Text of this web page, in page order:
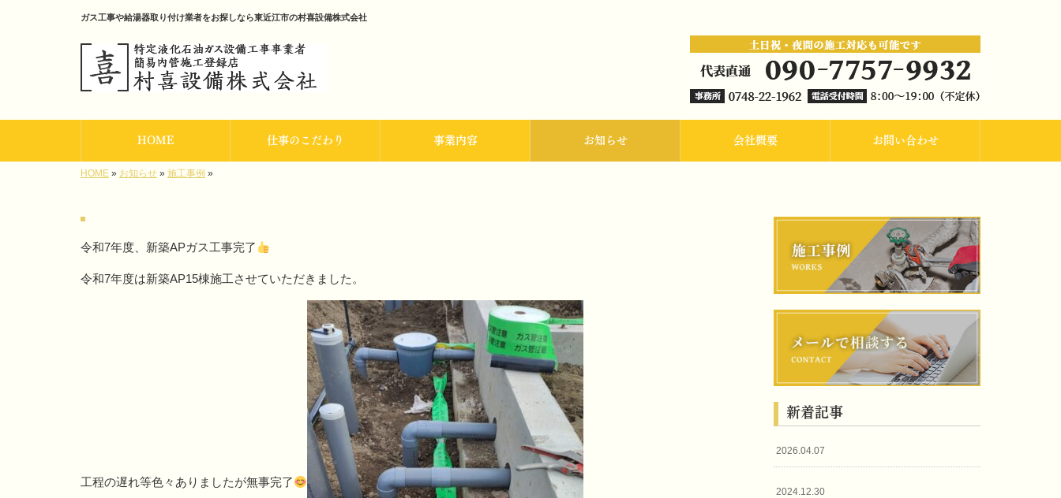
ガス工事や給湯器取り付け業者をお探しなら東近江市の村喜設備株式会社
HOME 仕事のこだわり 事業内容 お知らせ 会社概要 お問い合わせ
HOME » お知らせ » 施工事例 »
令和7年度、新築APガス工事完了
令和7年度は新築AP15棟施工させていただきました。
工程の遅れ等色々ありましたが無事完了
新着記事
2026.04.07
2024.12.30